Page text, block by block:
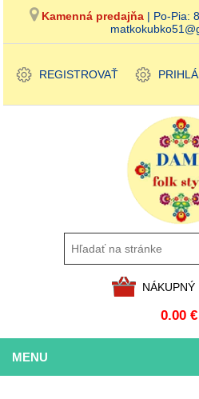
Kamenná predajňa | Po-Pia:
REGISTROVAŤ
NÁKUPNÝ
0.00 €
MENU